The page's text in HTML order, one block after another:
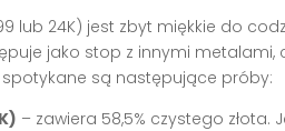
lub 24K) jest zbyt miękkie do
jako stop z innymi metalami,
są następujące próby:
– zawiera 58,5% czystego złota.